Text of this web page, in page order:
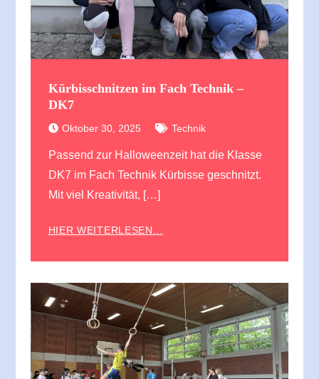
Kürbisschnitzen im Fach Technik –
DK7
Oktober 30, 2025 Technik
Passend zur Halloweenzeit hat die Klasse
DK7 im Fach Technik Kürbisse geschnitzt.
Mit viel Kreativität, […]
HIER WEITERLESEN...